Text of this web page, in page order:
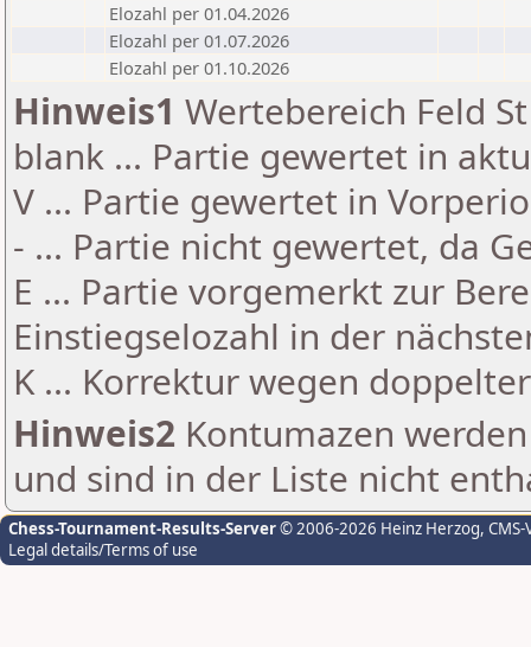
Elozahl per 01.04.2026
Elozahl per 01.07.2026
Elozahl per 01.10.2026
Hinweis1 Wertebereich Feld
blank ... Partie gewertet in
V ... Partie gewertet in
- ... Partie nicht gewertet, da
E ... Partie vorgemerkt zur
Einstiegselozahl in der
K ... Korrektur wegen
Hinweis2 Kontumazen
und sind in der Liste nicht
Chess-Tournament-Results-Server© 2006-2026 Heinz Herzog,
Legal details/Terms of use